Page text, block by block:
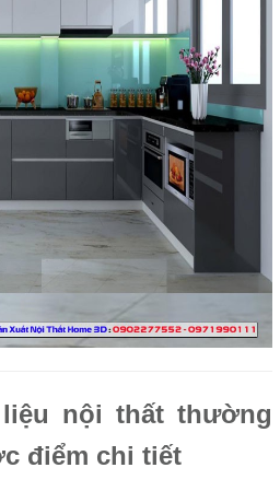
nội thất thường
điểm chi tiết